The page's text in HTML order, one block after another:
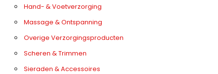
Hand- & Voetverzorging
Massage & Ontspanning
Overige Verzorgingsproducten
Scheren & Trimmen
Sieraden & Accessoires